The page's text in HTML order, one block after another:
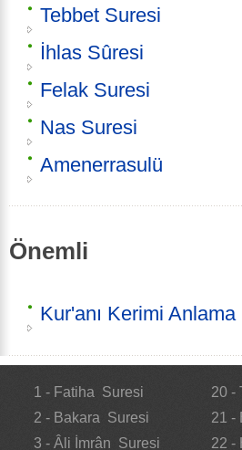
Tebbet Suresi
İhlas Sûresi
Felak Suresi
Nas Suresi
Amenerrasulü
Önemli
Kur'anı Kerimi Anlama
1 - Fatiha Suresi
2 - Bakara Suresi
3 - Âli İmrân Suresi
20 -
21 -
22 -